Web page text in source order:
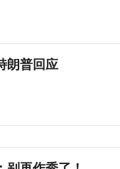
朗普回应